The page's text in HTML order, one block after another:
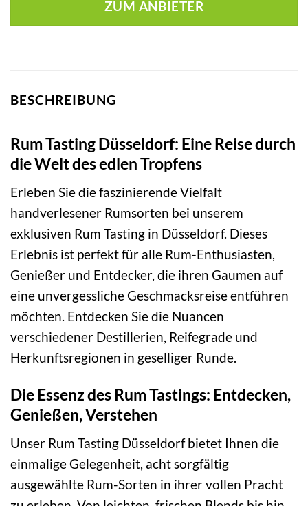
ZUM ANBIETER
BESCHREIBUNG
Rum Tasting Düsseldorf: Eine Reise durch
die Welt des edlen Tropfens
Erleben Sie die faszinierende Vielfalt
handverlesener Rumsorten bei unserem
exklusiven Rum Tasting in Düsseldorf. Dieses
Erlebnis ist perfekt für alle Rum-Enthusiasten,
Genießer und Entdecker, die ihren Gaumen auf
eine unvergessliche Geschmacksreise entführen
möchten. Entdecken Sie die Nuancen
verschiedener Destillerien, Reifegrade und
Herkunftsregionen in geselliger Runde.
Die Essenz des Rum Tastings: Entdecken,
Genießen, Verstehen
Unser Rum Tasting Düsseldorf bietet Ihnen die
einmalige Gelegenheit, acht sorgfältig
ausgewählte Rum-Sorten in ihrer vollen Pracht